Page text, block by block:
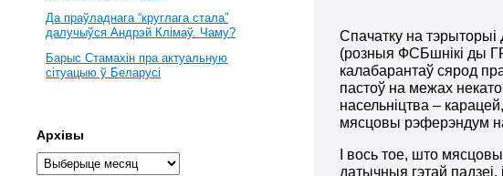
Спачатку на тэрыторыі
(розныя ФСБшнікі ды
калабарантаў сярод
пастоў на межах
насельніцтва –
мясцовы рэферэндум
І вось тое, што
датычныя гэтай падзеі,
Да праўладнага “круглага стала”
далучыўся Андрэй Клімаў. Чаму?
Барыс Стамахін пра актуальную
сітуацыю ў Беларусі
Архівы